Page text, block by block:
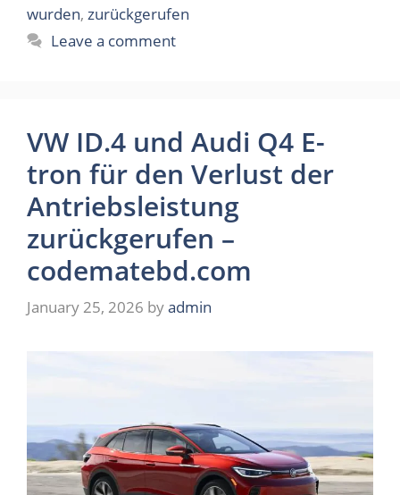
wurden, zurückgerufen
Leave a comment
VW ID.4 und Audi Q4 E-
tron für den Verlust der
Antriebsleistung
zurückgerufen –
codematebd.com
January 25, 2026 byadmin